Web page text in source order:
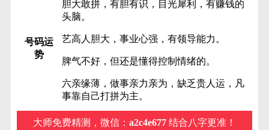
号码运
势
胆大敢拼，有胆有识，目光犀利，有赚钱的
头脑。
艺高人胆大，事业心强，有领导能力。
脾气不好，但还是懂得控制情绪的。
六亲缘薄，做事亲力亲为，缺乏贵人运，凡
事靠自己打拼为主。
大师免费精测，微信： a2c4e677 结合八字更准！